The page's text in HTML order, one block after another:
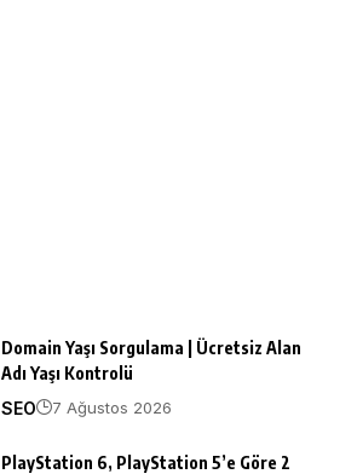
Domain Yaşı Sorgulama | Ücretsiz Alan
Adı Yaşı Kontrolü
SEO
7 Ağustos 2026
PlayStation 6, PlayStation 5’e Göre 2